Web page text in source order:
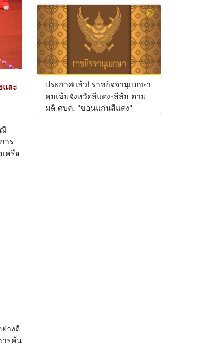
และ
ณี
าร
ครือ
างดี
ารค้น
ประกาศแล้ว! ราชกิจจานุเบกษา
คุมเข้มจังหวัดสีแดง-สีส้ม ตาม
มติ ศบค. "ขอนแก่นสีแดง"